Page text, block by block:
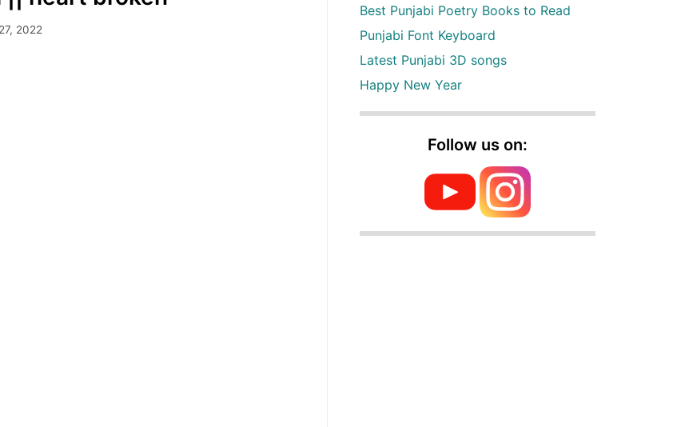
2022
Best Punjabi Poetry Books to Read
Punjabi Font Keyboard
Latest Punjabi 3D songs
Happy New Year
Follow us on: